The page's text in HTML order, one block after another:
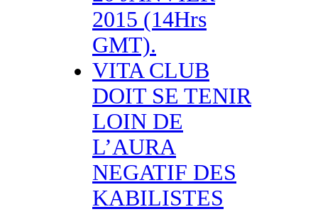
2015 (14Hrs
GMT).
VITA CLUB
DOIT SE TENIR
LOIN DE
L’AURA
NEGATIF DES
KABILISTES